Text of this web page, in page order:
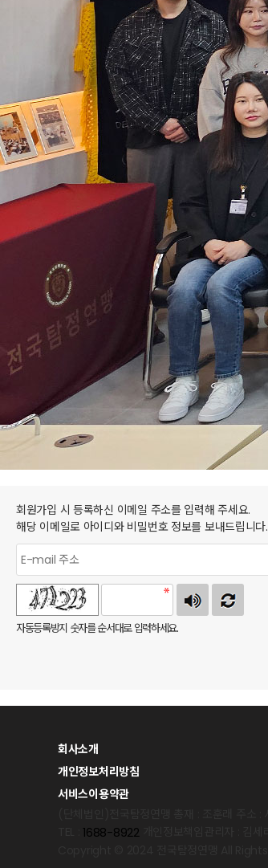
회원가입 시 등록하신 이메일 주소를 입력해 주세요.
해당 이메일로 아이디와 비밀번호 정보를 보내드립니다.
자동등록방지 숫자를 순서대로 입력하세요.
회사소개
개인정보처리방침
서비스이용약관
1688-8922